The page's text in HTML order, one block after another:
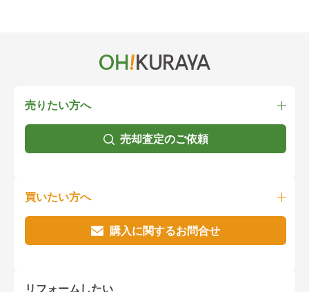
売りたい方へ
売却査定のご依頼
買いたい方へ
購入に関するお問合せ
リフォームしたい